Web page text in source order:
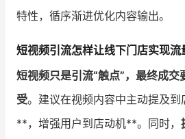
特性，循序渐进优化内容输出。
短视频引流怎样让线下门店实现流
短视频只是引流“触点”，最终成
受。建议在视频内容中主动提及到
**，增强用户到店动机**。同时，